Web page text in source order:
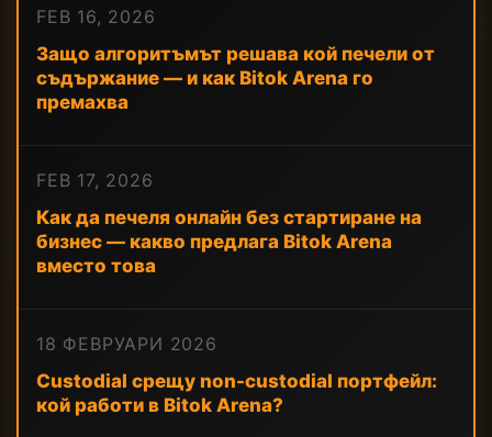
FEB 16, 2026
Защо алгоритъмът решава кой печели от
съдържание — и как Bitok Arena го
премахва
FEB 17, 2026
Как да печеля онлайн без стартиране на
бизнес — какво предлага Bitok Arena
вместо това
18 ФЕВРУАРИ 2026
Custodial срещу non-custodial портфейл:
кой работи в Bitok Arena?